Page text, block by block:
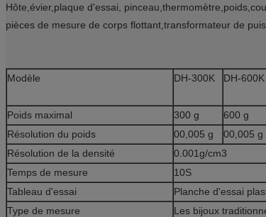
Hôte,évier,plaque d'essai,
pièces de mesure de corps flottant,transformateur de
Modèle DH-300K DH-600K
Poids maximal 300 g 600 g
Résolution du poids
00,005 g 00,005 g
Résolution de la densité
0.001g/cm3
Temps de mesure
10S
Tableau d'essai
Planche d'essai
Type de mesure
Les bijoux